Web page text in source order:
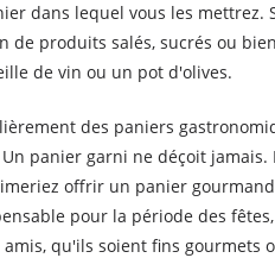
dans lequel vous les mettrez.
produits salés, sucrés ou
de vin ou un pot d'olives.
des paniers
panier garni ne déçoit
offrir un panier
pour la période des
qu'ils soient fins gourmets